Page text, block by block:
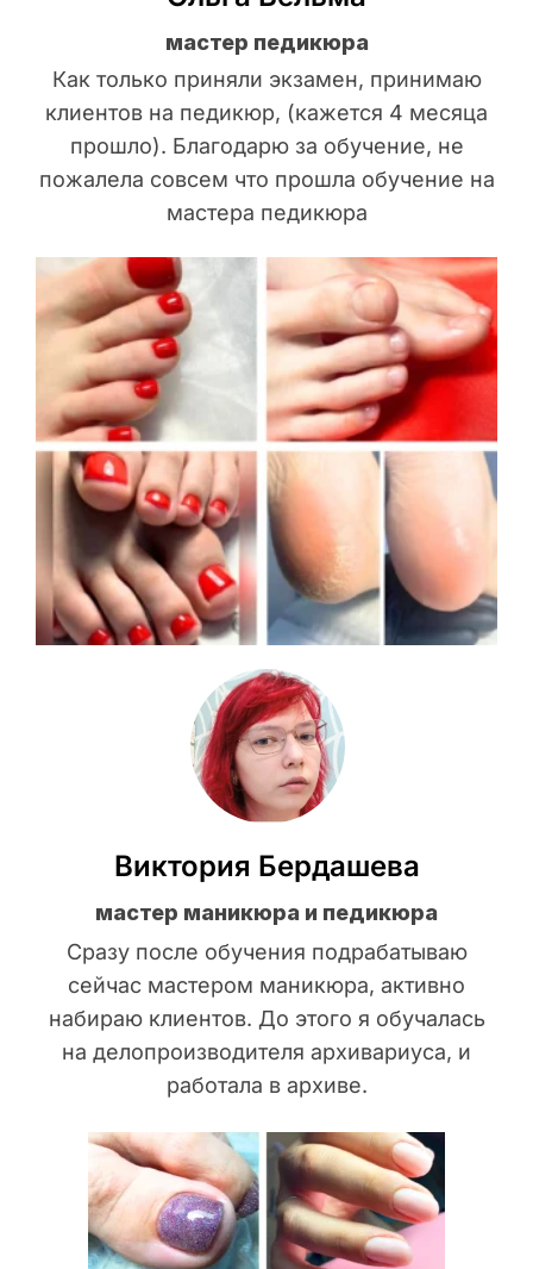
мастер педикюра
Как только приняли экзамен, принимаю
клиентов на педикюр, (кажется 4 месяца
прошло). Благодарю за обучение, не
пожалела совсем что прошла обучение на
мастера педикюра
Виктория Бердашева
мастер маникюра и педикюра
Сразу после обучения подрабатываю
сейчас мастером маникюра, активно
набираю клиентов. До этого я обучалась
на делопроизводителя архивариуса, и
работала в архиве.